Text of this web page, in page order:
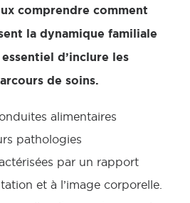
comprendre comment
la dynamique familiale
d’inclure les
de soins.
alimentaires
pathologies
par un rapport
et à l’image corporelle.